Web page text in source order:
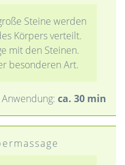
Steine werden
Körpers verteilt.
mit den Steinen.
besonderen Art.
ca. 30 min